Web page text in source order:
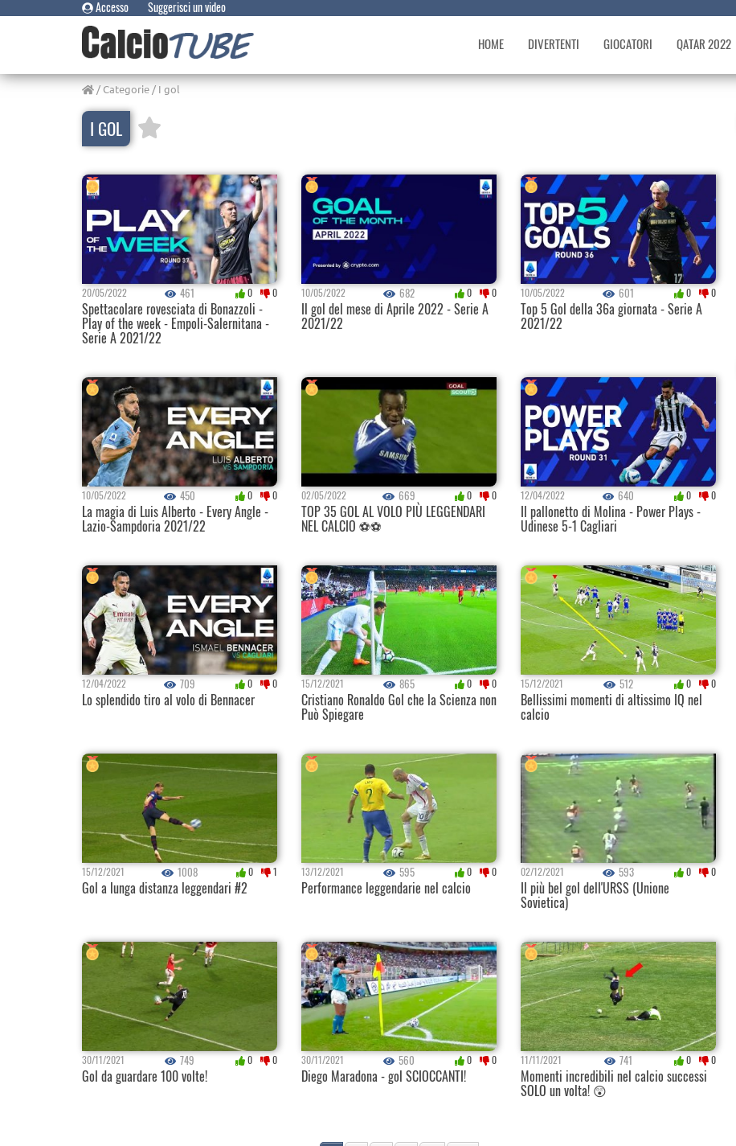
Accesso Suggerisci un video
HOME DIVERTENTI GIOCATORI QATAR 2022
/Categorie/ I gol
I GOL
20/05/2022 461 0 0
Spettacolare rovesciata di Bonazzoli -
Play of the week - Empoli-Salernitana -
Serie A 2021/22
10/05/2022 682 0 0
Il gol del mese di Aprile 2022 - Serie A
2021/22
10/05/2022 601 0 0
Top 5 Gol della 36a giornata - Serie A
2021/22
10/05/2022 450 0 0
La magia di Luis Alberto - Every Angle -
Lazio-Sampdoria 2021/22
02/05/2022 669 0 0
TOP 35 GOL AL VOLO PIÙ LEGGENDARI
NEL CALCIO ⚽️⚽️
12/04/2022 640 0 0
Il pallonetto di Molina - Power Plays -
Udinese 5-1 Cagliari
12/04/2022 709 0 0
Lo splendido tiro al volo di Bennacer
15/12/2021 865 0 0
Cristiano Ronaldo Gol che la Scienza non
Può Spiegare
15/12/2021 512 0 0
Bellissimi momenti di altissimo IQ nel
calcio
15/12/2021 1008 0 1
Gol a lunga distanza leggendari #2
13/12/2021 595 0 0
Performance leggendarie nel calcio
02/12/2021 593 0 0
Il più bel gol dell'URSS (Unione
Sovietica)
30/11/2021 749 0 0
Gol da guardare 100 volte!
30/11/2021 560 0 0
Diego Maradona - gol SCIOCCANTI!
11/11/2021 741 0 0
Momenti incredibili nel calcio successi
SOLO un volta! 😲